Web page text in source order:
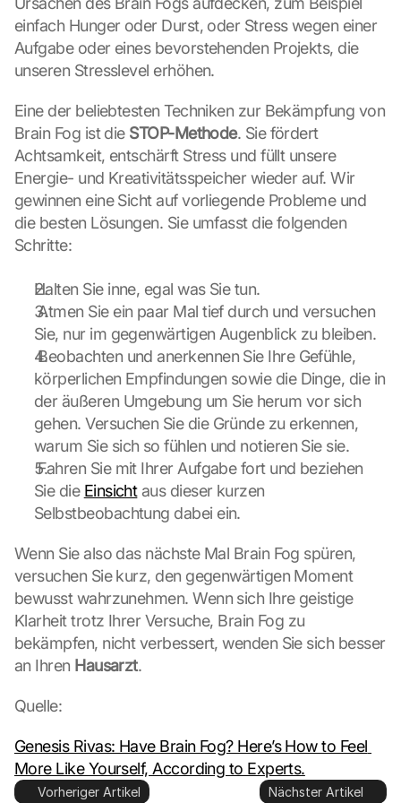
einfach Hunger oder Durst, oder Stress wegen einer
Aufgabe oder eines bevorstehenden Projekts, die
unseren Stresslevel erhöhen.
Eine der beliebtesten Techniken zur Bekämpfung von
Brain Fog ist die STOP-Methode. Sie fördert
Achtsamkeit, entschärft Stress und füllt unsere
Energie- und Kreativitätsspeicher wieder auf. Wir
gewinnen eine Sicht auf vorliegende Probleme und
die besten Lösungen. Sie umfasst die folgenden
Schritte:
Halten Sie inne, egal was Sie tun.
Atmen Sie ein paar Mal tief durch und versuchen
Sie, nur im gegenwärtigen Augenblick zu bleiben.
Beobachten und anerkennen Sie Ihre Gefühle,
körperlichen Empfindungen sowie die Dinge, die in
der äußeren Umgebung um Sie herum vor sich
gehen. Versuchen Sie die Gründe zu erkennen,
warum Sie sich so fühlen und notieren Sie sie.
Fahren Sie mit Ihrer Aufgabe fort und beziehen
Sie die Einsicht aus dieser kurzen
Selbstbeobachtung dabei ein.
Wenn Sie also das nächste Mal Brain Fog spüren,
versuchen Sie kurz, den gegenwärtigen Moment
bewusst wahrzunehmen. Wenn sich Ihre geistige
Klarheit trotz Ihrer Versuche, Brain Fog zu
bekämpfen, nicht verbessert, wenden Sie sich besser
an Ihren Hausarzt.
Quelle:
Genesis Rivas: Have Brain Fog? Here’s How to Feel
More Like Yourself, According to Experts.
Vorheriger Artikel Nächster Artikel
g
l
e
ü
b
r
t
r
a
e
n
d
C
o
k
i
e
e
s
e
t
t
o
o
g
l
n
n
d
i